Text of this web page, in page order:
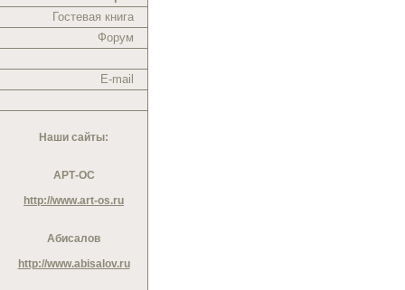
Гостевая книга
Форум
E-mail
Наши сайты:
АРТ-ОС
http://www.art-os.ru
Абисалов
http://www.abisalov.ru